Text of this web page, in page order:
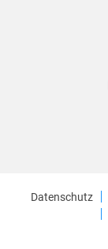
Datenschutz